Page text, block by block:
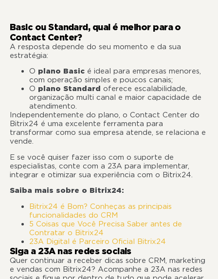
Basic ou Standard, qual é melhor para o
Contact Center?
A resposta depende do seu momento e da sua
estratégia:
O plano Basic é ideal para empresas menores,
com operação simples e poucos canais;
O plano Standard oferece escalabilidade,
organização multi canal e maior capacidade de
atendimento.
Independentemente do plano, o Contact Center do
Bitrix24 é uma excelente ferramenta para
transformar como sua empresa atende, se relaciona e
vende.
E se você quiser fazer isso com o suporte de
especialistas, conte com a 23A para implementar,
integrar e otimizar sua experiência com o Bitrix24.
Saiba mais sobre o Bitrix24:
Bitrix24 é Bom? Conheças as principais
funcionalidades do CRM
5 Coisas que Você Precisa Saber antes de
Contratar o Bitrix24
23A Digital é Parceiro Oficial Bitrix24
Siga a 23A nas redes sociais
Quer continuar a receber dicas sobre CRM, marketing
e vendas com Bitrix24? Acompanhe a 23A nas redes